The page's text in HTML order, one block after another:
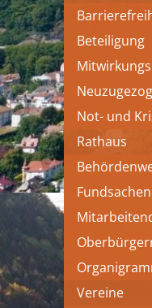
Beteiligung
Not- und
Rathaus
Fundsachen
Vereine